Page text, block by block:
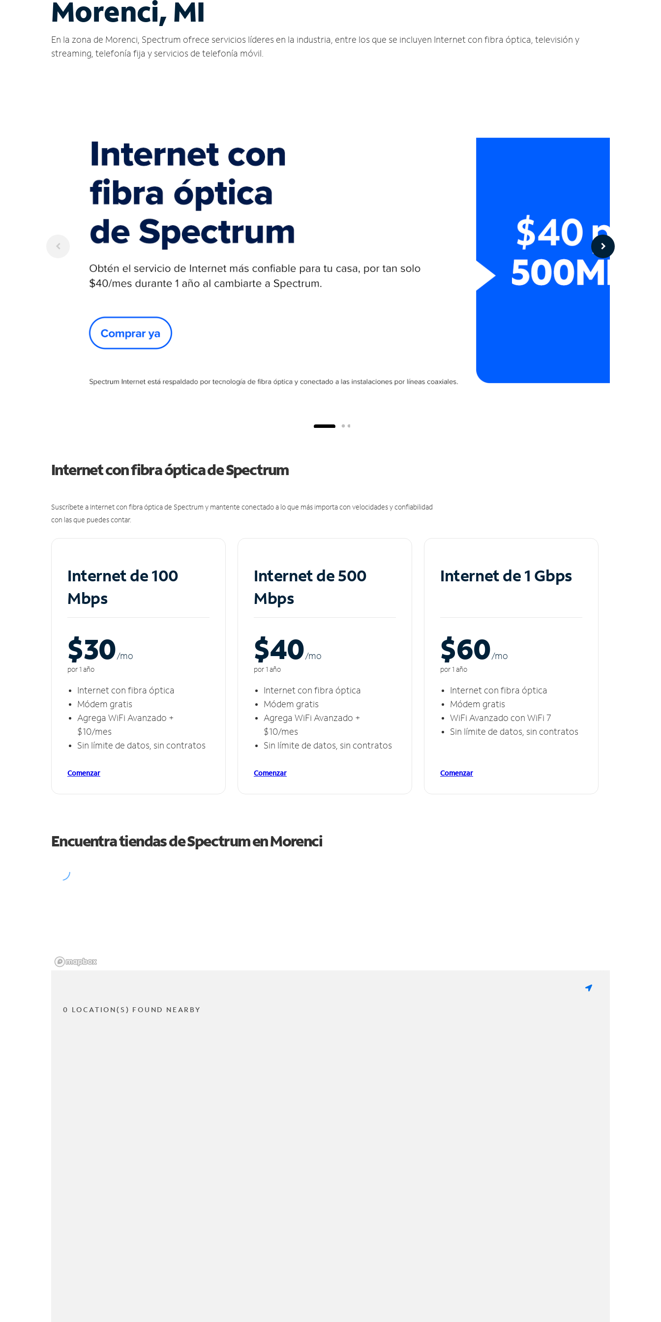
Morenci, MI
En la zona de Morenci, Spectrum ofrece servicios líderes en la industria, entre los que se incluyen Internet con fibra óptica, televisión y
streaming, telefonía fija y servicios de telefonía móvil.
Internet con fibra óptica de Spectrum
Suscríbete a Internet con fibra óptica de Spectrum y mantente conectado a lo que más importa con velocidades y confiabilidad
con las que puedes contar.
Internet de 100
Mbps
$30/mo
por 1 año
Internet con fibra óptica
Módem gratis
Agrega WiFi Avanzado +
$10/mes
Sin límite de datos, sin contratos
Comenzar
Internet de 500
Mbps
$40/mo
por 1 año
Internet con fibra óptica
Módem gratis
Agrega WiFi Avanzado +
$10/mes
Sin límite de datos, sin contratos
Comenzar
Internet de 1 Gbps
$60/mo
por 1 año
Internet con fibra óptica
Módem gratis
WiFi Avanzado con WiFi 7
Sin límite de datos, sin contratos
Comenzar
Encuentra tiendas de Spectrum enMorenci
0 LOCATION(S) FOUND NEARBY